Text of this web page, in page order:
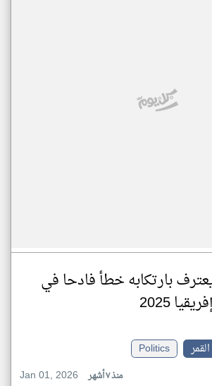
بارتكابه خطأ فادحا في
2025
Politics
Jan 01, 2026
منذ ٧ أشهر